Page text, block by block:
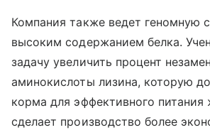
Компания также ведет геномную
высоким содержанием белка.
задачу увеличить процент
аминокислоты лизина, которую
корма для эффективного
сделает производство более